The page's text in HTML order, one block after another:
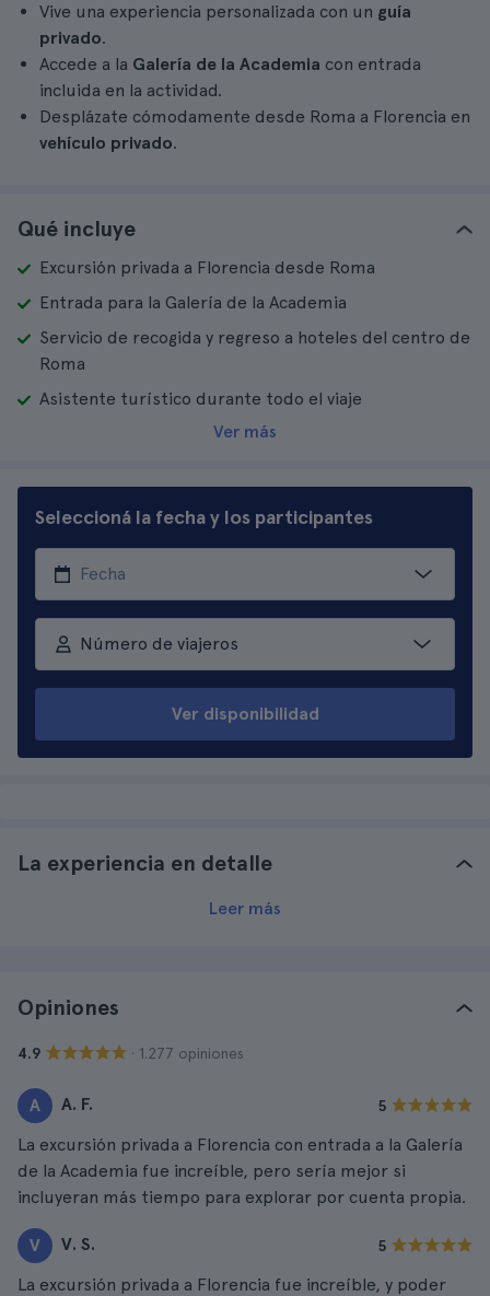
Vive una experiencia personalizada con un guía
privado.
Accede a la Galería de la Academia con entrada
incluida en la actividad.
Desplázate cómodamente desde Roma a Florencia en
vehículo privado.
Qué incluye
Excursión privada a Florencia desde Roma
Entrada para la Galería de la Academia
Servicio de recogida y regreso a hoteles del centro de
Roma
Asistente turístico durante todo el viaje
Ver más
Seleccioná la fecha y los participantes
Número de viajeros
Ver disponibilidad
La experiencia en detalle
Leer más
Opiniones
4.9 · 1.277 opiniones
A A. F. 5
La excursión privada a Florencia con entrada a la Galería
de la Academia fue increíble, pero sería mejor si
incluyeran más tiempo para explorar por cuenta propia.
V V. S. 5
La excursión privada a Florencia fue increíble, y poder